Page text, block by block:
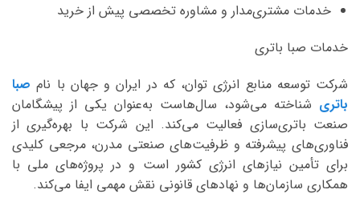
خدمات مشتری‌مدار و مشاوره تخصصی پیش از خرید
خدمات صبا باتری
شرکت توسعه منابع انرژی توان، که در ایران و جهان با نام صبا
باتری شناخته می‌شود، سال‌هاست به‌عنوان یکی از پیشگامان
صنعت باتری‌سازی فعالیت می‌کند. این شرکت با بهره‌گیری از
فناوری‌های پیشرفته و ظرفیت‌های صنعتی مدرن، مرجعی کلیدی
برای تأمین نیازهای انرژی کشور است و در پروژه‌های ملی با
همکاری سازمان‌ها و نهادهای قانونی نقش مهمی ایفا می‌کند.